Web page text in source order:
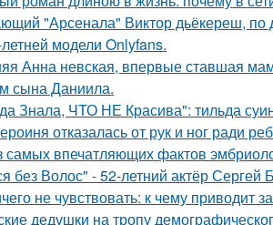
"Арсенала" Виктор дьёкереш,
модели Onlyfans.
Анна невская, впервые ставшая
сына Даниила.
Знала, ЧТО НЕ Красива": тильда
отказалась от рук и ног ради
впечатляющих фактов
без Волос" - 52-летний актёр
не чувствовать: к чему приводит
дедушки на тропу